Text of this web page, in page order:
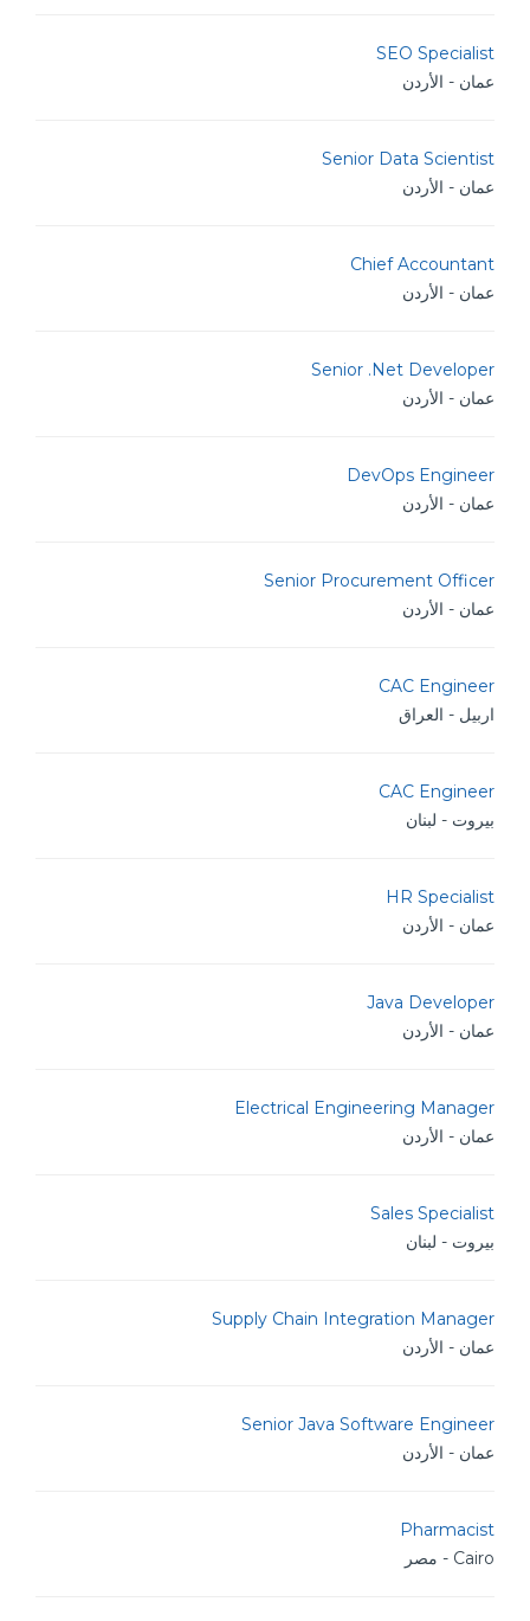
SEO Specialist
عمان - الأردن
Senior Data Scientist
عمان - الأردن
Chief Accountant
عمان - الأردن
Senior .Net Developer
عمان - الأردن
DevOps Engineer
عمان - الأردن
Senior Procurement Officer
عمان - الأردن
CAC Engineer
اربيل - العراق
CAC Engineer
بيروت - لبنان
HR Specialist
عمان - الأردن
Java Developer
عمان - الأردن
Electrical Engineering Manager
عمان - الأردن
Sales Specialist
بيروت - لبنان
Supply Chain Integration Manager
عمان - الأردن
Senior Java Software Engineer
عمان - الأردن
Pharmacist
Cairo - مصر